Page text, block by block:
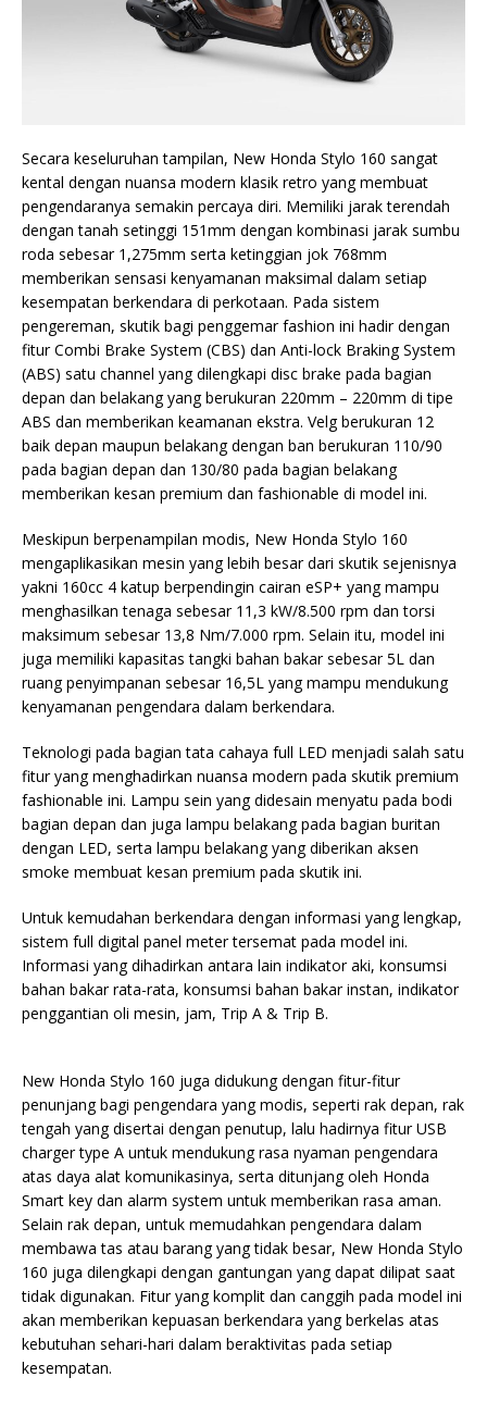
Secara keseluruhan tampilan, New Honda Stylo 160 sangat
kental dengan nuansa modern klasik retro yang membuat
pengendaranya semakin percaya diri. Memiliki jarak terendah
dengan tanah setinggi 151mm dengan kombinasi jarak sumbu
roda sebesar 1,275mm serta ketinggian jok 768mm
memberikan sensasi kenyamanan maksimal dalam setiap
kesempatan berkendara di perkotaan. Pada sistem
pengereman, skutik bagi penggemar fashion ini hadir dengan
fitur Combi Brake System (CBS) dan Anti-lock Braking System
(ABS) satu channel yang dilengkapi disc brake pada bagian
depan dan belakang yang berukuran 220mm – 220mm di tipe
ABS dan memberikan keamanan ekstra. Velg berukuran 12
baik depan maupun belakang dengan ban berukuran 110/90
pada bagian depan dan 130/80 pada bagian belakang
memberikan kesan premium dan fashionable di model ini.
Meskipun berpenampilan modis, New Honda Stylo 160
mengaplikasikan mesin yang lebih besar dari skutik sejenisnya
yakni 160cc 4 katup berpendingin cairan eSP+ yang mampu
menghasilkan tenaga sebesar 11,3 kW/8.500 rpm dan torsi
maksimum sebesar 13,8 Nm/7.000 rpm. Selain itu, model ini
juga memiliki kapasitas tangki bahan bakar sebesar 5L dan
ruang penyimpanan sebesar 16,5L yang mampu mendukung
kenyamanan pengendara dalam berkendara.
Teknologi pada bagian tata cahaya full LED menjadi salah satu
fitur yang menghadirkan nuansa modern pada skutik premium
fashionable ini. Lampu sein yang didesain menyatu pada bodi
bagian depan dan juga lampu belakang pada bagian buritan
dengan LED, serta lampu belakang yang diberikan aksen
smoke membuat kesan premium pada skutik ini.
Untuk kemudahan berkendara dengan informasi yang lengkap,
sistem full digital panel meter tersemat pada model ini.
Informasi yang dihadirkan antara lain indikator aki, konsumsi
bahan bakar rata-rata, konsumsi bahan bakar instan, indikator
penggantian oli mesin, jam, Trip A & Trip B.
New Honda Stylo 160 juga didukung dengan fitur-fitur
penunjang bagi pengendara yang modis, seperti rak depan, rak
tengah yang disertai dengan penutup, lalu hadirnya fitur USB
charger type A untuk mendukung rasa nyaman pengendara
atas daya alat komunikasinya, serta ditunjang oleh Honda
Smart key dan alarm system untuk memberikan rasa aman.
Selain rak depan, untuk memudahkan pengendara dalam
membawa tas atau barang yang tidak besar, New Honda Stylo
160 juga dilengkapi dengan gantungan yang dapat dilipat saat
tidak digunakan. Fitur yang komplit dan canggih pada model ini
akan memberikan kepuasan berkendara yang berkelas atas
kebutuhan sehari-hari dalam beraktivitas pada setiap
kesempatan.